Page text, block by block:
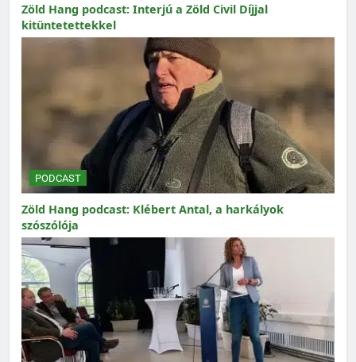
Zöld Hang podcast: Interjú a Zöld Civil Díjjal
kitüntetettekkel
PODCAST
Zöld Hang podcast: Klébert Antal, a harkályok
szószólója